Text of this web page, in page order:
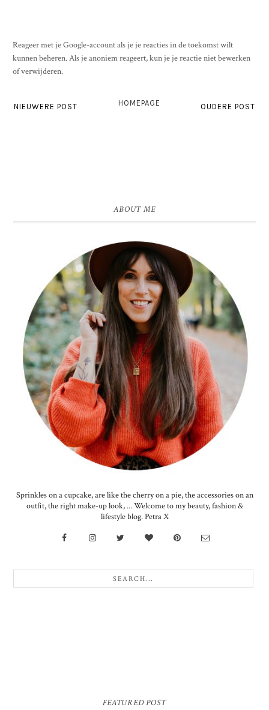
Reageer met je Google-account als je je reacties in de toekomst wilt
kunnen beheren. Als je anoniem reageert, kun je je reactie niet bewerken
of verwijderen.
NIEUWERE POST OUDERE POST
HOMEPAGE
ABOUT ME
Sprinkles on a cupcake, are like the cherry on a pie, the accessories on an
outfit, the right make-up look, ... Welcome to my beauty, fashion &
lifestyle blog. Petra X
FEATURED POST